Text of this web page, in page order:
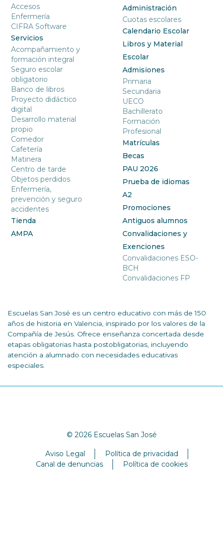
Accesos
Enfermería
CIFRA Software
Servicios
Acompañamiento y
formación integral
Seguro escolar
obligatorio
Banco de libros
Proyecto didáctico
digital
Desarrollo material
propio
Comedor
Cafetería
Matinera
Centro de tarde
Objetos perdidos
Enfermería,
prevención y seguro
accidentes
Tienda
AMPA
Administración
Cuotas escolares
Calendario Escolar
Libros y Material
Escolar
Admisiones
Primaria
Secundaria
UECO
Bachillerato
Formación
Profesional
Matrículas
Becas
PAU 2026
Prueba de idiomas
A2
Promociones
Antiguos alumnos
Convalidaciones y
Exenciones
Convalidaciones ESO-
BCH
Convalidaciones FP
Escuelas San José es un centro educativo con más de 150
años de historia en Valencia, inspirado por los valores de la
Compañía de Jesús. Ofrece enseñanza concertada desde
etapas obligatorias hasta postobligatorias, incluyendo
atención a alumnado con necesidades educativas
especiales.
© 2026 Escuelas San José
Aviso Legal
Política de privacidad
Canal de denuncias
Política de cookies